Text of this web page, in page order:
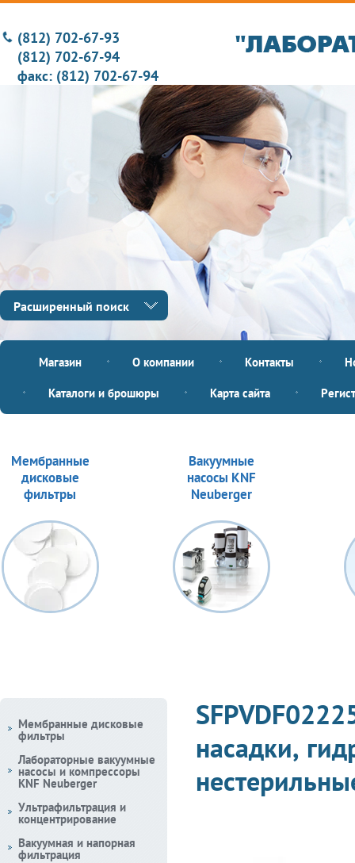
(812) 702-67-93
(812) 702-67-94
факс: (812) 702-67-94
Расширенный поиск
Магазин О компании Контакты
Каталоги и брошюры Карта сайта
Мембранные
дисковые
фильтры
Вакуумные
насосы KNF
Neuberger
насадки,
Мембранные дисковые
фильтры
Лабораторные вакуумные
насосы и компрессоры
KNF Neuberger
Ультрафильтрация и
концентрирование
Вакуумная и напорная
фильтрация